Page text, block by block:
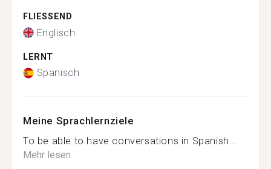
FLIESSEND
Englisch
LERNT
Spanisch
Meine Sprachlernziele
To be able to have conversations in Spanish...
Mehr lesen